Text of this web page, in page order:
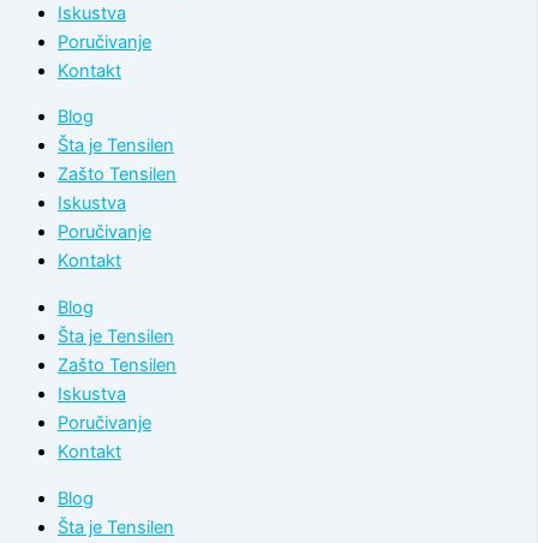
Iskustva
Poručivanje
Kontakt
Blog
Šta je Tensilen
Zašto Tensilen
Iskustva
Poručivanje
Kontakt
Blog
Šta je Tensilen
Zašto Tensilen
Iskustva
Poručivanje
Kontakt
Blog
Šta je Tensilen